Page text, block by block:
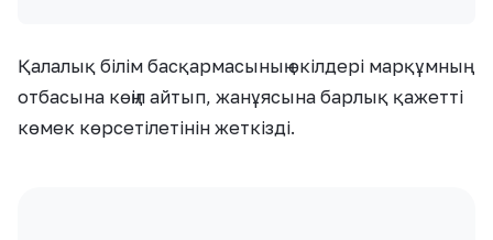
Қалалық білім басқармасының өкілдері марқұмның
отбасына көңіл айтып, жанұясына барлық қажетті
көмек көрсетілетінін жеткізді.